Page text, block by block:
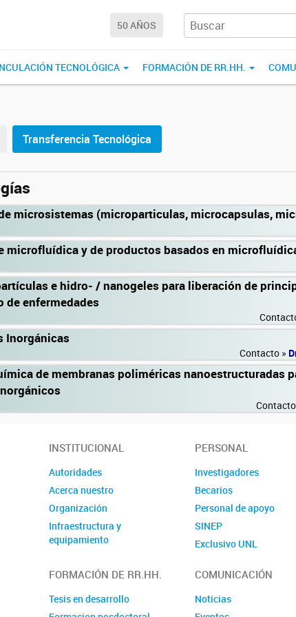
50 AÑOS
TECNOLÓGICA FORMACIÓN DE RR.HH.
Transferencia Tecnológica
microsistemas (microparticulas, microcapsulas,
microfluídica y de productos basados en
e hidro- / nanogeles para liberación de
enfermedades
Inorgánicas
Contacto »
de membranas poliméricas nanoestructuradas
INSTITUCIONAL
Autoridades
Acerca nuestro
Organización
Infraestructura y
equipamiento
PERSONAL
Investigadores
Becarios
Personal de apoyo
SINEP
Exclusivo UNL
FORMACIÓN DE RR.HH.
Tesis en desarrollo
COMUNICACIÓN
Noticias